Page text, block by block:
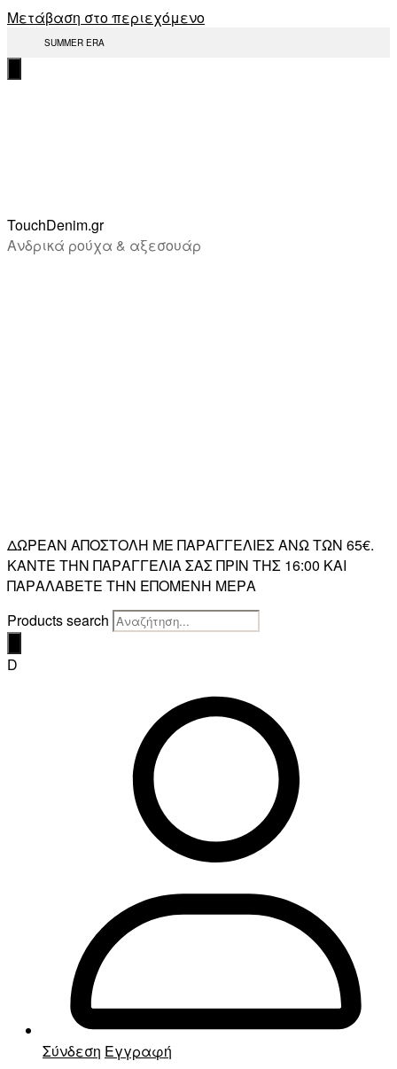
Μετάβαση στο περιεχόμενο
SUMMER ERA
TouchDenim.gr
Ανδρικά ρούχα & αξεσουάρ
ΔΩΡΕΑΝ ΑΠΟΣΤΟΛΗ ΜΕ ΠΑΡΑΓΓΕΛΙΕΣ ΑΝΩ ΤΩΝ 65€.
ΚΑΝΤΕ ΤΗΝ ΠΑΡΑΓΓΕΛΙΑ ΣΑΣ ΠΡΙΝ ΤΗΣ 16:00 ΚΑΙ
ΠΑΡΑΛΑΒΕΤΕ ΤΗΝ ΕΠΟΜΕΝΗ ΜΕΡΑ
Products search
D
Σύνδεση Εγγραφή